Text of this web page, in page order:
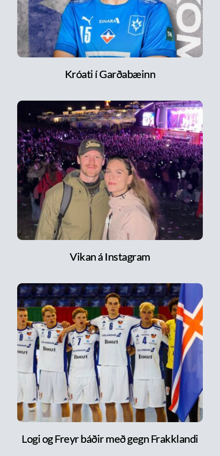
Króati í Garðabæinn
Vikan á Instagram
Logi og Freyr báðir með gegn Frakklandi